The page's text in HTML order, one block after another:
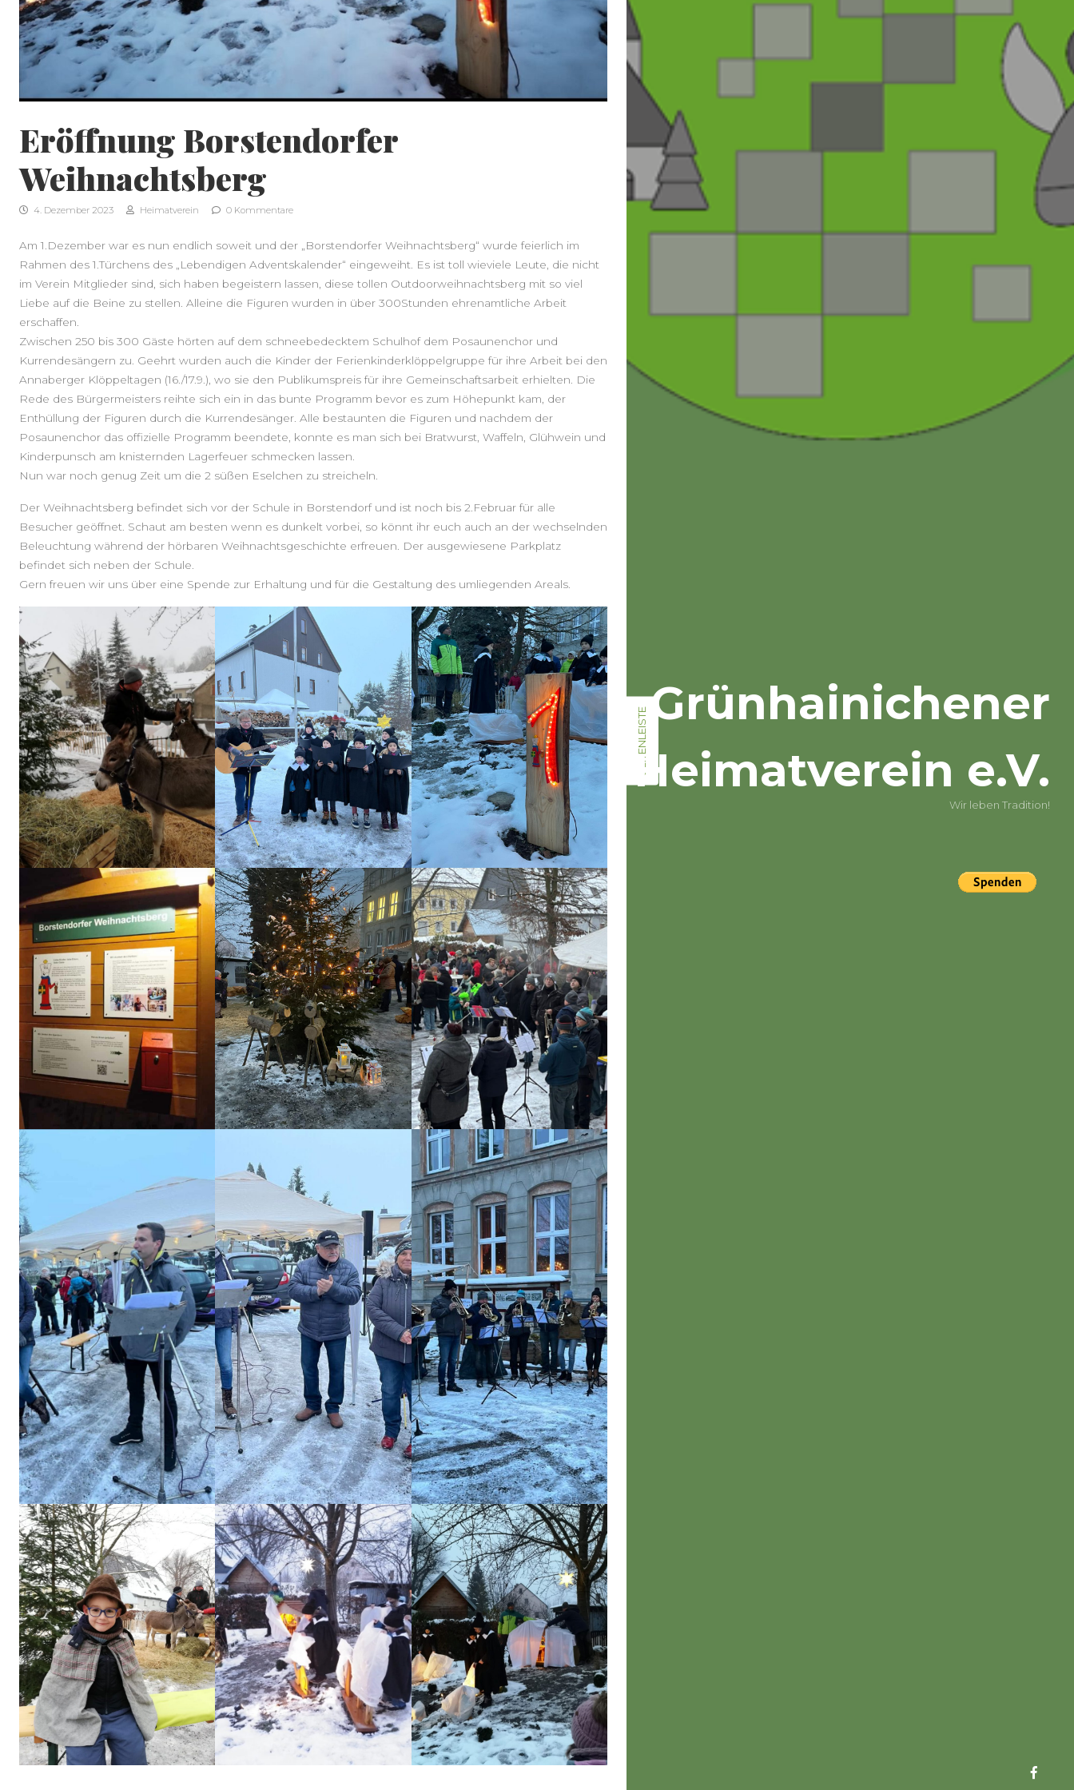
Eröffnung Borstendorfer
Weihnachtsberg
4. Dezember 2023 Heimatverein 0 Kommentare
Am 1.Dezember war es nun endlich soweit und der „Borstendorfer Weihnachtsberg“ wurde feierlich im
Rahmen des 1.Türchens des „Lebendigen Adventskalender“ eingeweiht. Es ist toll wieviele Leute, die nicht
im Verein Mitglieder sind, sich haben begeistern lassen, diese tollen Outdoorweihnachtsberg mit so viel
Liebe auf die Beine zu stellen. Alleine die Figuren wurden in über 300Stunden ehrenamtliche Arbeit
erschaffen.
Zwischen 250 bis 300 Gäste hörten auf dem schneebedecktem Schulhof dem Posaunenchor und
Kurrendesängern zu. Geehrt wurden auch die Kinder der Ferienkinderklöppelgruppe für ihre Arbeit bei den
Annaberger Klöppeltagen (16./17.9.), wo sie den Publikumspreis für ihre Gemeinschaftsarbeit erhielten. Die
Rede des Bürgermeisters reihte sich ein in das bunte Programm bevor es zum Höhepunkt kam, der
Enthüllung der Figuren durch die Kurrendesänger. Alle bestaunten die Figuren und nachdem der
Posaunenchor das offizielle Programm beendete, konnte es man sich bei Bratwurst, Waffeln, Glühwein und
Kinderpunsch am knisternden Lagerfeuer schmecken lassen.
Nun war noch genug Zeit um die 2 süßen Eselchen zu streicheln.
Der Weihnachtsberg befindet sich vor der Schule in Borstendorf und ist noch bis 2.Februar für alle
Besucher geöffnet. Schaut am besten wenn es dunkelt vorbei, so könnt ihr euch auch an der wechselnden
Beleuchtung während der hörbaren Weihnachtsgeschichte erfreuen. Der ausgewiesene Parkplatz
befindet sich neben der Schule.
Gern freuen wir uns über eine Spende zur Erhaltung und für die Gestaltung des umliegenden Areals.
SEITENLEISTE
Grünhainichener
Heimatverein e.V.
Wir leben Tradition!